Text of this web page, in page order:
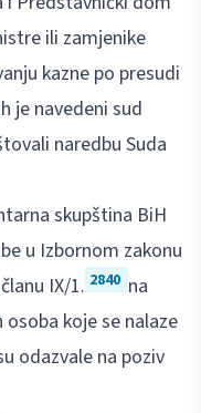
ili zamjenike
kazne po presudi
je navedeni sud
naredbu Suda
skupština BiH
u Izbornom zakonu
IX/1. 2840 na
osoba koje se nalaze
odazvale na poziv